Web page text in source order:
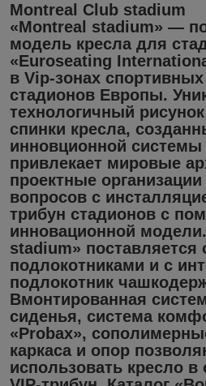
Montreal Club stadium
«Montreal stadium» —
модель кресла для
«Euroseating
в Vip-зонах
стадионов Европы.
технологичный
спинки кресла,
инновционной системы
привлекает мировые
проектные
вопросов с
трибун стадионов с
инновационной
stadium» поставляется
подлокотниками и с
подлокотник
Вмонтированная
сиденья, система
«Probax»,
каркаса и опор
использовать кресло